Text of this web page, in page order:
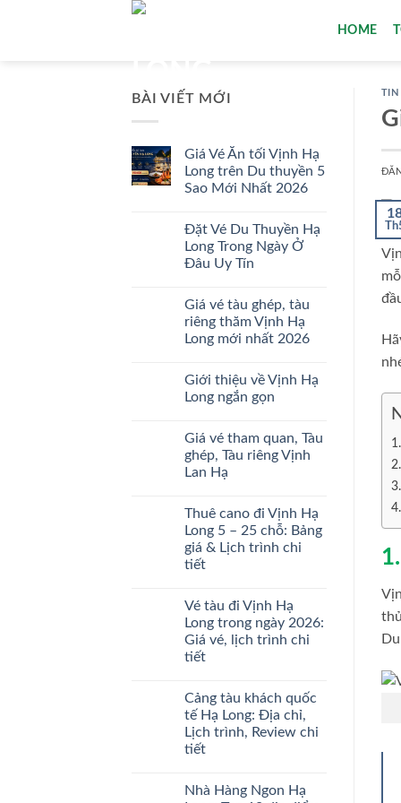
HOME
BÀI VIẾT MỚI
Giá Vé Ăn tối Vịnh Hạ
Long trên Du thuyền 5
Sao Mới Nhất 2026
bình
luận
ở
Giá
tối
Vịnh
Hạ
Long
trên
5
Sao
Mới
Đặt Vé Du Thuyền Hạ
Long Trong Ngày Ở
Đâu Uy Tín
bình
luận
ở
Đặt
Thuyền
Hạ
Long
Ở
Đâu
Uy
Tín
Giá vé tàu ghép, tàu
riêng thăm Vịnh Hạ
Long mới nhất 2026
bình
luận
ở
tàu
ghép,
tàu
riêng
Hạ
Long
mới
nhất
2026
Giới thiệu về Vịnh Hạ
Long ngắn gọn
bình
luận
ở
Giới
Vịnh
Hạ
Long
ngắn
gọn
Giá vé tham quan, Tàu
ghép, Tàu riêng Vịnh
Lan Hạ
bình
luận
ở
Giá
vé
tham
ghép,
Tàu
riêng
Vịnh
Lan
Thuê cano đi Vịnh Hạ
Long 5 – 25 chỗ: Bảng
giá & Lịch trình chi
tiết
bình
luận
ở
Thuê
cano
đi
Long
5
–
25
chỗ:
Lịch
Vé tàu đi Vịnh Hạ
Long trong ngày 2026:
Giá vé, lịch trình chi
tiết
bình
luận
ở
Vé
tàu
đi
Long
Cảng tàu khách quốc
tế Hạ Long: Địa chỉ,
Lịch trình, Review chi
tiết
bình
Nhà Hàng Ngon Hạ
TIN